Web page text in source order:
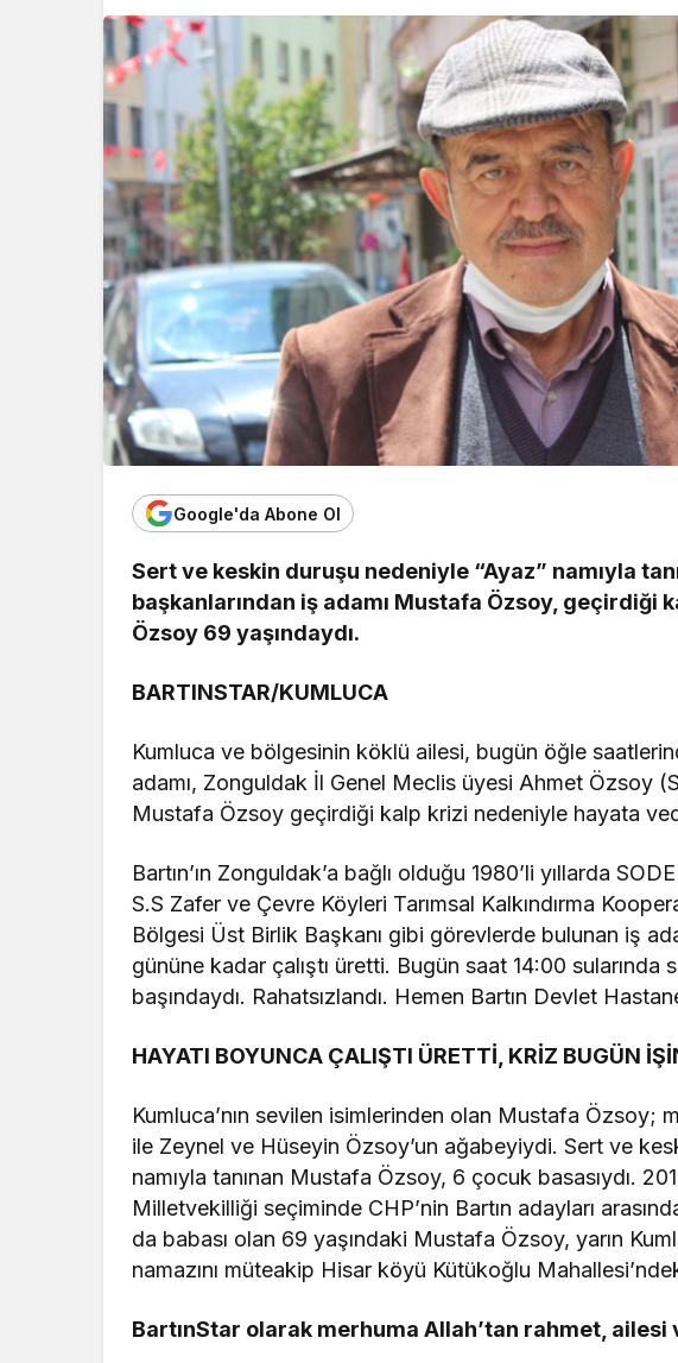
Google'da Abone Ol
Sert ve keskin duruşu nedeniyle “Ayaz” namıyla
başkanlarından iş adamı Mustafa Özsoy, geçirdiği
Özsoy 69 yaşındaydı.
BARTINSTAR/KUMLUCA
Kumluca ve bölgesinin köklü ailesi, bugün öğle
adamı, Zonguldak İl Genel Meclis üyesi Ahmet Özsoy
Mustafa Özsoy geçirdiği kalp krizi nedeniyle hayata
Bartın’ın Zonguldak’a bağlı olduğu 1980’li yıllarda
S.S Zafer ve Çevre Köyleri Tarımsal Kalkındırma
Bölgesi Üst Birlik Başkanı gibi görevlerde bulunan iş
gününe kadar çalıştı üretti. Bugün saat 14:00
başındaydı. Rahatsızlandı. Hemen Bartın Devlet
HAYATI BOYUNCA ÇALIŞTI ÜRETTİ, KRİZ BUGÜN
Kumluca’nın sevilen isimlerinden olan Mustafa Özsoy;
ile Zeynel ve Hüseyin Özsoy’un ağabeyiydi. Sert ve
namıyla tanınan Mustafa Özsoy, 6 çocuk basasıydı.
Milletvekilliği seçiminde CHP’nin Bartın adayları
da babası olan 69 yaşındaki Mustafa Özsoy, yarın
namazını müteakip Hisar köyü Kütükoğlu
BartınStar olarak merhuma Allah’tan rahmet, ailesi